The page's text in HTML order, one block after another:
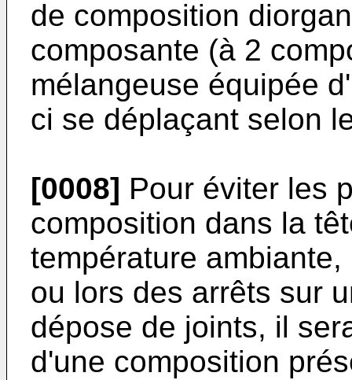
de composition
composante (à 2
mélangeuse équipée
ci se déplaçant selon
[0008] Pour éviter les
composition dans la
température
ou lors des arrêts sur
dépose de joints, il
d'une composition